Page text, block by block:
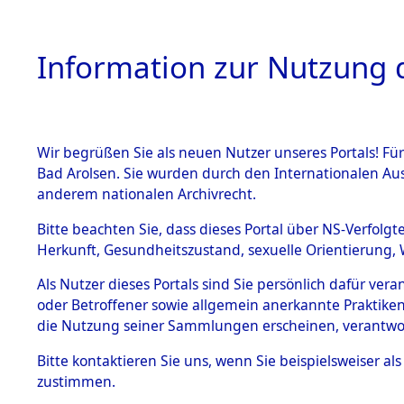
HOME
BESTÄNDE
Inhaftierungsdoku
mente
1.2.9 Beim ITS
verwahrte
1.2.9.1
Effekten aus
0001
Information zur Nutzung
Wir begrüßen Sie als neuen Nutzer unseres Portals!
Bad Arolsen. Sie wurden durch den Internationalen
anderem nationalen Archivrecht.
Bitte beachten Sie, dass dieses Portal über NS-
Herkunft, Gesundheitszustand, sexuelle
Als Nutzer dieses Portals sind Sie persönlich dafür
oder Betroffener sowie allgemein anerkannte
die Nutzung seiner Sammlungen erscheinen,
Bitte kontaktieren Sie uns, wenn Sie beispielsweiser
zustimmen.